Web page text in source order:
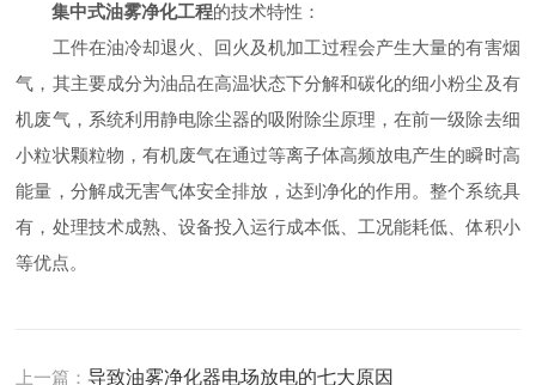
集中式油雾净化工程的技术特性：
工件在油冷却退火、回火及机加工过程会产生大量的有害烟
气，其主要成分为油品在高温状态下分解和碳化的细小粉尘及有
机废气，系统利用静电除尘器的吸附除尘原理，在前一级除去细
小粒状颗粒物，有机废气在通过等离子体高频放电产生的瞬时高
能量，分解成无害气体安全排放，达到净化的作用。整个系统具
有，处理技术成熟、设备投入运行成本低、工况能耗低、体积小
等优点。
上一篇：导致油雾净化器电场放电的七大原因